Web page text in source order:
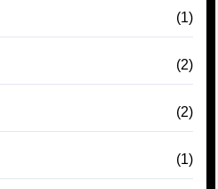
(1)
(2)
(2)
(1)